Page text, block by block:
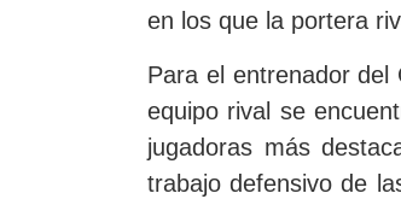
en los que la portera
Para el entrenador del
equipo rival se
jugadoras más
trabajo defensivo de